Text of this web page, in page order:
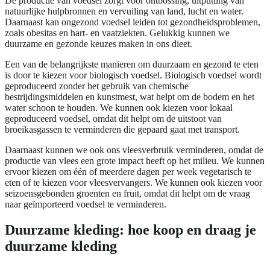
natuurlijke hulpbronnen en vervuiling van land, lucht en water.
Daarnaast kan ongezond voedsel leiden tot gezondheidsproblemen,
zoals obesitas en hart- en vaatziekten. Gelukkig kunnen we
duurzame en gezonde keuzes maken in ons dieet.
Een van de belangrijkste manieren om duurzaam en gezond te eten
is door te kiezen voor biologisch voedsel. Biologisch voedsel wordt
geproduceerd zonder het gebruik van chemische
bestrijdingsmiddelen en kunstmest, wat helpt om de bodem en het
water schoon te houden. We kunnen ook kiezen voor lokaal
geproduceerd voedsel, omdat dit helpt om de uitstoot van
broeikasgassen te verminderen die gepaard gaat met transport.
Daarnaast kunnen we ook ons vleesverbruik verminderen, omdat de
productie van vlees een grote impact heeft op het milieu. We kunnen
ervoor kiezen om één of meerdere dagen per week vegetarisch te
eten of te kiezen voor vleesvervangers. We kunnen ook kiezen voor
seizoensgebonden groenten en fruit, omdat dit helpt om de vraag
naar geïmporteerd voedsel te verminderen.
Duurzame kleding: hoe koop en draag je
duurzame kleding